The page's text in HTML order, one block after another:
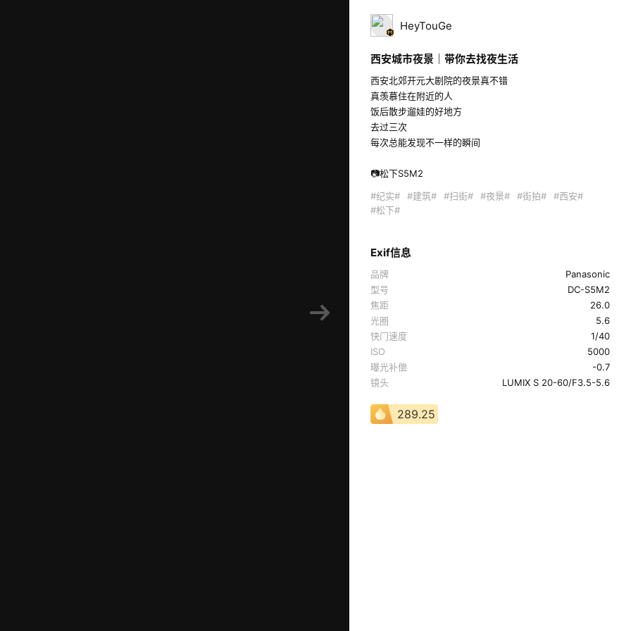
HeyTouGe
西安城市夜景｜带你去找夜生活
西安北郊开元大剧院的夜景真不错
真羡慕住在附近的人
饭后散步遛娃的好地方
去过三次
每次总能发现不一样的瞬间
📷松下S5M2
#纪实#
#建筑# #扫街# #夜景# #街拍#
#西安#
#松下#
Exif信息
品牌
Panasonic
型号
DC-S5M2
焦距
26.0
光圈
5.6
快门速度
1/40
ISO
5000
曝光补偿
-0.7
镜头
LUMIX S 20-60/F3.5-5.6
289.25